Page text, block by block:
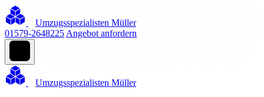
Umzugsspezialisten Müller
01579-2648225 Angebot anfordern
Umzugsspezialisten Müller